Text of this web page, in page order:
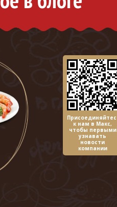
к нам в Макс,
чтобы первыми
узнавать
новости
компании